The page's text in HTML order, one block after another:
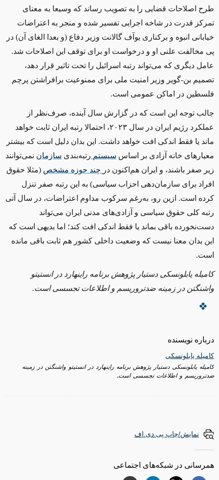
درباره نویسنده
کامیله یابلونسکی
کامیله یابلونسکی دستیار پژوهش برنامه راینهارد در انستیتو واشنگتن در زمینه
ضدتروریسم و اطلاعات تجسسی است.
طرح اصلاحات قضایی را به تصویب رساند که وسیعا به معنای
تمرکز قدرت در شاخه اجرایی تفسیر شده و منجر به اعتراضات
خیابانی انبوه و برکناری یوآف گالانت وزیر دفاع (و بعدا الغای آن) در
پی مخالفت علنی او و درخواست او برای توقف این اصلاحات شد.
عامل دیگری که می‌تواند رتبه اسرائیل را تحت تاثیر قرار دهد،
تصمیم بن-گویر وزیر امنیت ملی برای ممنوعیت برافراشتن پرچم
فلسطین در اماکن عمومی است.
جالب توجه این است که در گزارش سال آینده، صرف‌نظر از
عملکرد رژیم ایران در سال ۲۰۲۳، احتمالا رتبه ایران ثابت خواهد
ماند یا فقط اندکی افت خواهد داشت. این بدان دلیل است که بیشتر
معیارهای خانه آزادی بر اساس سیستم رتبه‌بندی سازمان نمی‌توانند
زیر صفر باشند، و ایران هم‌اکنون در چند حوزه مشخص (مثلا حقوق
افراد برای سازمان‌دهی احزاب سیاسی) به این رتبه صفر تنزل
کرده است. ازین رو، به‌رغم سرکوب مداوم اعتراضات، در سال آتی
رتبه کلی حقوق سیاسی و آزادی‌های مدنی ایران می‌تواند
دست‌نخورده باقی بماند یا فقط اندکی افت کند؛ اما بدیهی است که
این بدان معنا نیست که وضعیت داخلی کشور هم ثابت باقی مانده
است.
کامیله یابلونسکی دستیار پژوهش برنامه راینهارد در انستیتو
واشنگتن در زمینه ضدتروریسم و اطلاعات تجسسی است.
نمایش/چاپ پی.دی.اف
همرسانی در شبکه‌های اجتماعی